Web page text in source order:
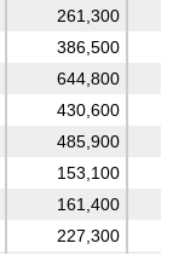
261,300
386,500
644,800
430,600
485,900
153,100
161,400
227,300